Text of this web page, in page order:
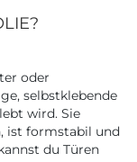
oder
selbstklebende
wird. Sie
ist formstabil und
du Türen